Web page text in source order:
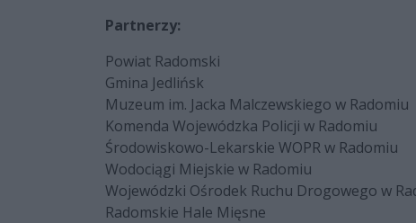
Partnerzy:
Powiat Radomski
Gmina Jedlińsk
Muzeum im. Jacka Malczewskiego w Radomiu
Komenda Wojewódzka Policji w Radomiu
Środowiskowo-Lekarskie WOPR w Radomiu
Wodociągi Miejskie w Radomiu
Wojewódzki Ośrodek Ruchu Drogowego w
Radomskie Hale Mięsne